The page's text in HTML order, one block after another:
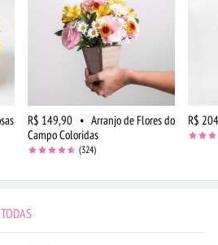
R$ 149,90 • Arranjo de Flores do
Campo Coloridas
(324)
R$